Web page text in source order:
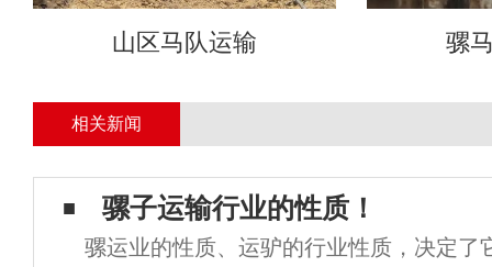
山区马队运输 骡
相关新闻
骡子运输行业的性质！
骡运业的性质、运驴的行业性质，决定了